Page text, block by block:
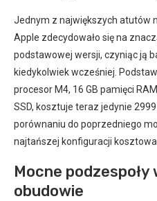
Jednym z największych atutów
Apple zdecydowało się na
podstawowej wersji, czyniąc ją
kiedykolwiek wcześniej.
procesor M4, 16 GB pamięci
SSD, kosztuje teraz jedynie
porównaniu do poprzedniego
najtańszej konfiguracji
Mocne
obudowie